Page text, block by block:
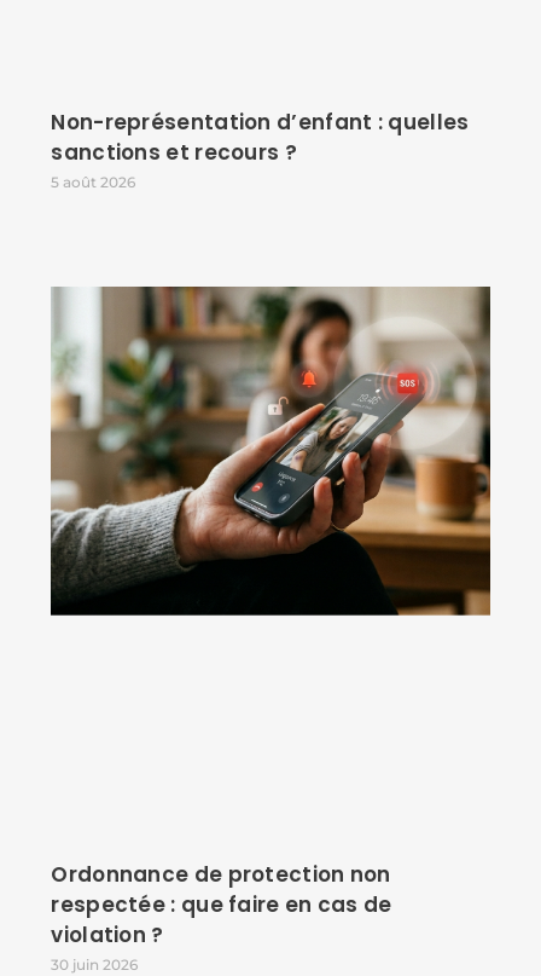
Non-représentation d’enfant : quelles
sanctions et recours ?
5 août 2026
Ordonnance de protection non
respectée : que faire en cas de
violation ?
30 juin 2026